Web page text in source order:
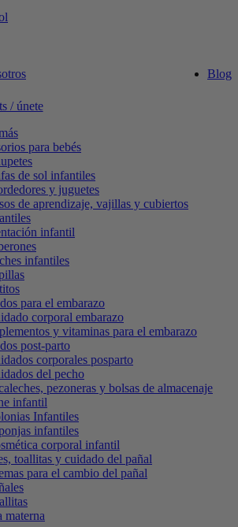
Blog
/ únete
para bebés
de sol infantiles
y juguetes
de aprendizaje, vajillas y cubiertos
infantil
infantiles
para el embarazo
corporal embarazo
y vitaminas para el embarazo
post-parto
corporales posparto
del pecho
pezoneras y bolsas de almacenaje
infantil
Infantiles
infantiles
corporal infantil
toallitas y cuidado del pañal
para el cambio del pañal
materna